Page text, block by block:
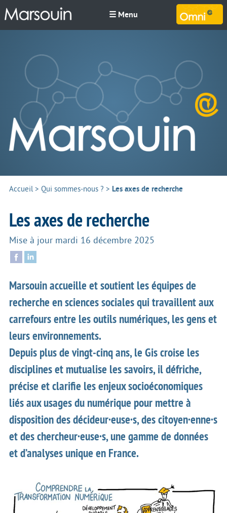
☰ Menu
Accueil> Qui sommes-nous ? > Les axes de recherche
Les axes de recherche
Mise à jour mardi 16 décembre 2025
Marsouin accueille et soutient les équipes de
recherche en sciences sociales qui travaillent aux
carrefours entre les outils numériques, les gens et
leurs environnements.
Depuis plus de vingt-cinq ans, le Gis croise les
disciplines et mutualise les savoirs, il défriche,
précise et clarifie les enjeux socioéconomiques
liés aux usages du numérique pour mettre à
disposition des décideur·euse·s, des citoyen·enne·s
et des chercheur·euse·s, une gamme de données
et d’analyses unique en France.